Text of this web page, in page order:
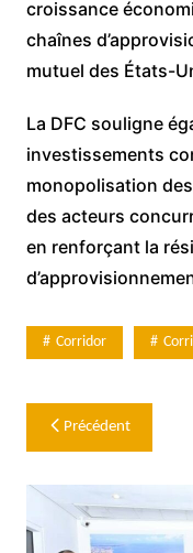
croissance
chaînes
mutuel des États-
La DFC souligne
investissements
monopolisation
des acteurs
en renforçant la
Corridor
Navigation
de
l’article
Précédent